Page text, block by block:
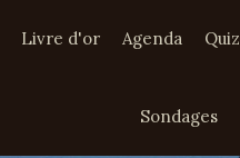
Livre d'or Agenda Quiz
Sondages